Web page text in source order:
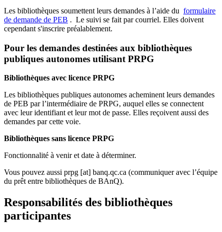
Les bibliothèques soumettent leurs demandes à l’aide du formulaire
de demande de PEB . Le suivi se fait par courriel. Elles doivent
cependant s'inscrire préalablement.
Pour les demandes destinées aux bibliothèques
publiques autonomes utilisant PRPG
Bibliothèques avec licence PRPG
Les bibliothèques publiques autonomes acheminent leurs demandes
de PEB par l’intermédiaire de PRPG, auquel elles se connectent
avec leur identifiant et leur mot de passe. Elles reçoivent aussi des
demandes par cette voie.
Bibliothèques sans licence PRPG
Fonctionnalité à venir et date à déterminer.
Vous pouvez aussi prpg [at] banq.qc.ca (communiquer avec l’équipe
du prêt entre bibliothèques de BAnQ).
Responsabilités des bibliothèques
participantes